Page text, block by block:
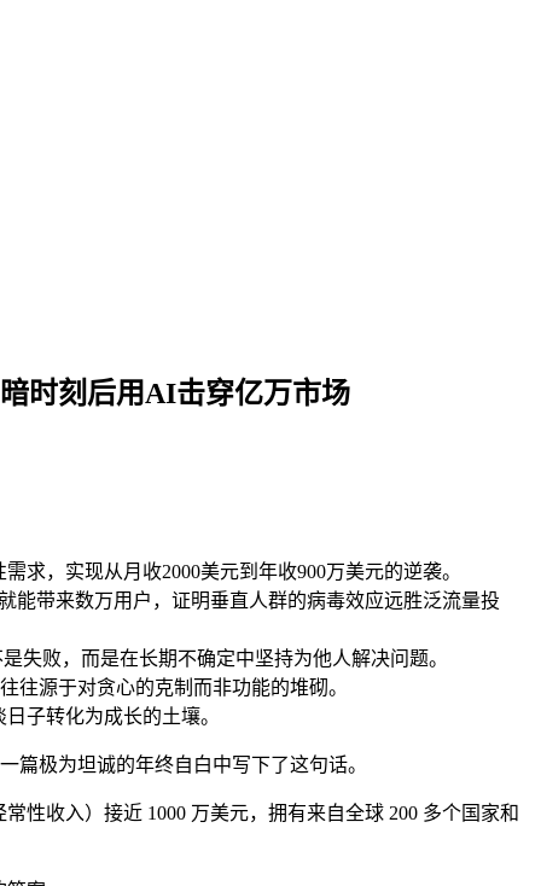
时刻后用AI击穿亿万市场
求，实现从月收2000美元到年收900万美元的逆袭。
能带来数万用户，证明垂直人群的病毒效应远胜泛流量投
失败，而是在长期不确定中坚持为他人解决问题。
往源于对贪心的克制而非功能的堆砌。
子转化为成长的土壤。
篇极为坦诚的年终自白中写下了这句话。
性收入）接近 1000 万美元，拥有来自全球 200 多个国家和